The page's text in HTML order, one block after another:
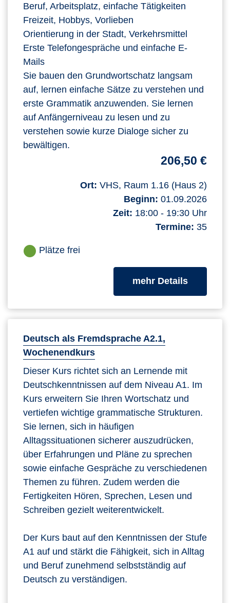
Beruf, Arbeitsplatz, einfache Tätigkeiten
Freizeit, Hobbys, Vorlieben
Orientierung in der Stadt, Verkehrsmittel
Erste Telefongespräche und einfache E-
Mails
Sie bauen den Grundwortschatz langsam
auf, lernen einfache Sätze zu verstehen und
erste Grammatik anzuwenden. Sie lernen
auf Anfängerniveau zu lesen und zu
verstehen sowie kurze Dialoge sicher zu
bewältigen.
206,50 €
Ort: VHS, Raum 1.16 (Haus 2)
Beginn: 01.09.2026
Zeit: 18:00 - 19:30 Uhr
Termine: 35
Plätze frei
mehr Detailszum
Deutsch als Fremdsprache A2.1,
Wochenendkurs
Dieser Kurs richtet sich an Lernende mit
Deutschkenntnissen auf dem Niveau A1. Im
Kurs erweitern Sie Ihren Wortschatz und
vertiefen wichtige grammatische Strukturen.
Sie lernen, sich in häufigen
Alltagssituationen sicherer auszudrücken,
über Erfahrungen und Pläne zu sprechen
sowie einfache Gespräche zu verschiedenen
Themen zu führen. Zudem werden die
Fertigkeiten Hören, Sprechen, Lesen und
Schreiben gezielt weiterentwickelt.
Der Kurs baut auf den Kenntnissen der Stufe
A1 auf und stärkt die Fähigkeit, sich in Alltag
und Beruf zunehmend selbstständig auf
Deutsch zu verständigen.